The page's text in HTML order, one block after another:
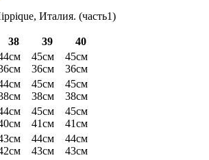
Италия. (часть1)
38 39
40
45см
36см
45см
36см
45см
38см
45см
38см
45см
41см
45см
41см
44см
43см
44см
43см